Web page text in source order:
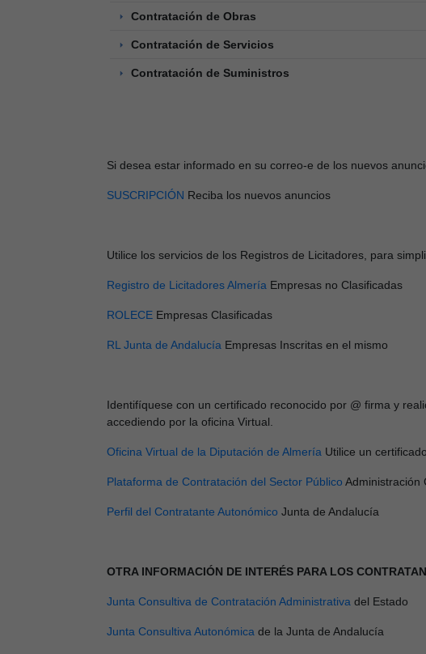
Contratación de Obras
Contratación de Servicios
Contratación de Suministros
Si desea estar informado en su correo-e de los nuevos
SUSCRIPCIÓN Reciba los nuevos anuncios
Utilice los servicios de los Registros de Licitadores, para
Registro de Licitadores Almería Empresas no Clasificadas
ROLECE Empresas Clasificadas
RL Junta de Andalucía Empresas Inscritas en el mismo
Identifíquese con un certificado reconocido por @ firma y
accediendo por la oficina Virtual.
Oficina Virtual de la Diputación de Almería Utilice un
Plataforma de Contratación del Sector Público Administración
Perfil del Contratante Autonómico Junta de Andalucía
OTRA INFORMACIÓN DE INTERÉS PARA LOS
Junta Consultiva de Contratación Administrativa del Estado
Junta Consultiva Autonómica de la Junta de Andalucía